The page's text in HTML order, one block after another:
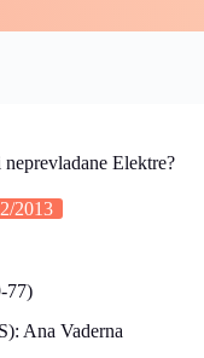
Elektre?
2013
77)
Ana Vaderna